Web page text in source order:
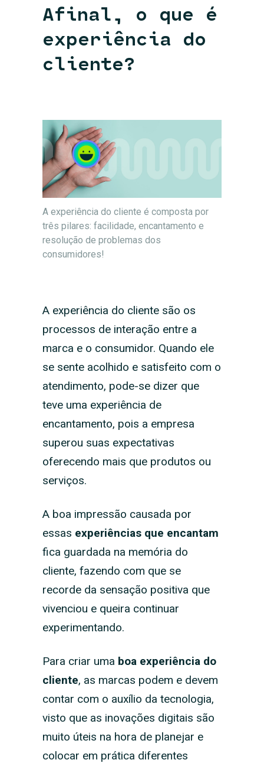
Afinal, o que é
experiência do
cliente?
A experiência do cliente é composta por
três pilares: facilidade, encantamento e
resolução de problemas dos
consumidores!
A experiência do cliente são os
processos de interação entre a
marca e o consumidor. Quando ele
se sente acolhido e satisfeito com o
atendimento, pode-se dizer que
teve uma experiência de
encantamento, pois a empresa
superou suas expectativas
oferecendo mais que produtos ou
serviços.
A boa impressão causada por
essas experiências que encantam
fica guardada na memória do
cliente, fazendo com que se
recorde da sensação positiva que
vivenciou e queira continuar
experimentando.
Para criar uma boa experiência do
cliente, as marcas podem e devem
contar com o auxílio da tecnologia,
visto que as inovações digitais são
muito úteis na hora de planejar e
colocar em prática diferentes